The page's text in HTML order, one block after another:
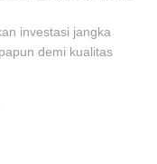
investasi jangka
demi kualitas